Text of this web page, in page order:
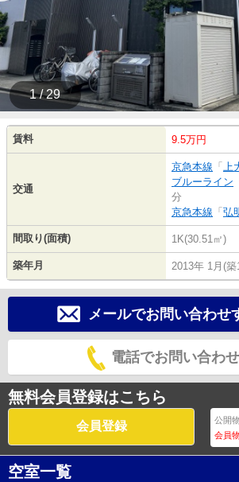
1 / 29
賃料 9.5万円
交通
京急本線 「 上
ブルーライン
分
京急本線 「 弘
間取り(面積) 1K(30.51㎡)
築年月 2013年 1月(築
メールでお問い合わせ
電話でお問い合わ
無料会員登録はこちら
会員登録 公開
会員
空室一覧